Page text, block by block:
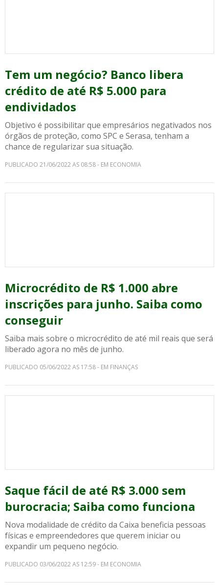
Tem um negócio? Banco libera
crédito de até R$ 5.000 para
endividados
Objetivo é possibilitar que empresários negativados nos
órgãos de proteção, como SPC e Serasa, tenham a
chance de regularizar sua situação.
PUBLICADO 21/06/2022 AS 08:58 - EM ECONOMIA
Microcrédito de R$ 1.000 abre
inscrições para junho. Saiba como
conseguir
Saiba mais sobre o microcrédito de até mil reais que será
liberado agora no mês de junho.
PUBLICADO 05/06/2022 AS 17:58 - EM FINANÇAS
Saque fácil de até R$ 3.000 sem
burocracia; Saiba como funciona
Nova modalidade de crédito da Caixa beneficia pessoas
físicas e empreendedores que querem iniciar ou
expandir um pequeno negócio.
PUBLICADO 03/06/2022 AS 12:59 - EM ECONOMIA